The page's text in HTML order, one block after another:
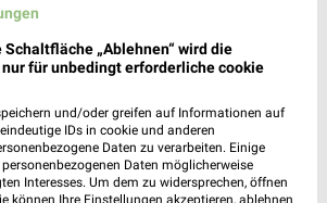
2,1 km
10.08.
1,6 km
Angebote ab 10.08.
„Ablehnen“ wird die
für unbedingt erforderliche cookie
und/oder greifen auf Informationen auf
IDs in cookie und anderen
Daten zu verarbeiten. Einige
Daten möglicherweise
Interesses. Um dem zu widersprechen, öffnen
können Ihre Einstellungen akzeptieren, ablehnen